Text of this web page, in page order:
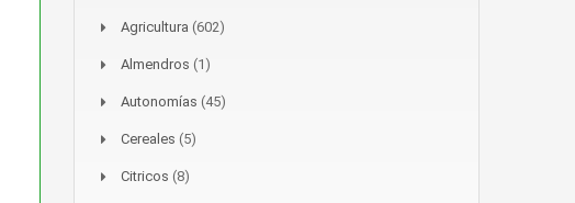
Agricultura (602)
Almendros (1)
Autonomías (45)
Cereales (5)
Citricos (8)